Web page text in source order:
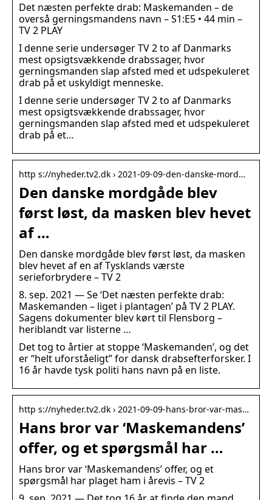
Det næsten perfekte drab: Maskemanden – de
overså gerningsmandens navn – S1:E5 • 44 min –
TV 2 PLAY
I denne serie undersøger TV 2 to af Danmarks
mest opsigtsvækkende drabssager, hvor
gerningsmanden slap afsted med et udspekuleret
drab på et uskyldigt menneske.
I denne serie undersøger TV 2 to af Danmarks
mest opsigtsvækkende drabssager, hvor
gerningsmanden slap afsted med et udspekuleret
drab på et…
http s://nyheder.tv2.dk › 2021-09-09-den-danske-mord…
Den danske mordgåde blev
først løst, da masken blev hevet
af …
Den danske mordgåde blev først løst, da masken
blev hevet af en af Tysklands værste
serieforbrydere – TV 2
8. sep. 2021 — Se ‘Det næsten perfekte drab:
Maskemanden – liget i plantagen’ på TV 2 PLAY.
Sagens dokumenter blev kørt til Flensborg –
heriblandt var listerne …
Det tog to årtier at stoppe ‘Maskemanden’, og det
er “helt uforståeligt” for dansk drabsefterforsker. I
16 år havde tysk politi hans navn på en liste.
http s://nyheder.tv2.dk › 2021-09-09-hans-bror-var-mas…
Hans bror var ‘Maskemandens’
offer, og et spørgsmål har …
Hans bror var ‘Maskemandens’ offer, og et
spørgsmål har plaget ham i årevis – TV 2